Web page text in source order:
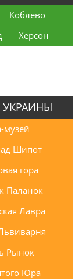
Коблево
Херсон
музей
Шипот
гора
Паланок
Лавра
Рынок
Юра